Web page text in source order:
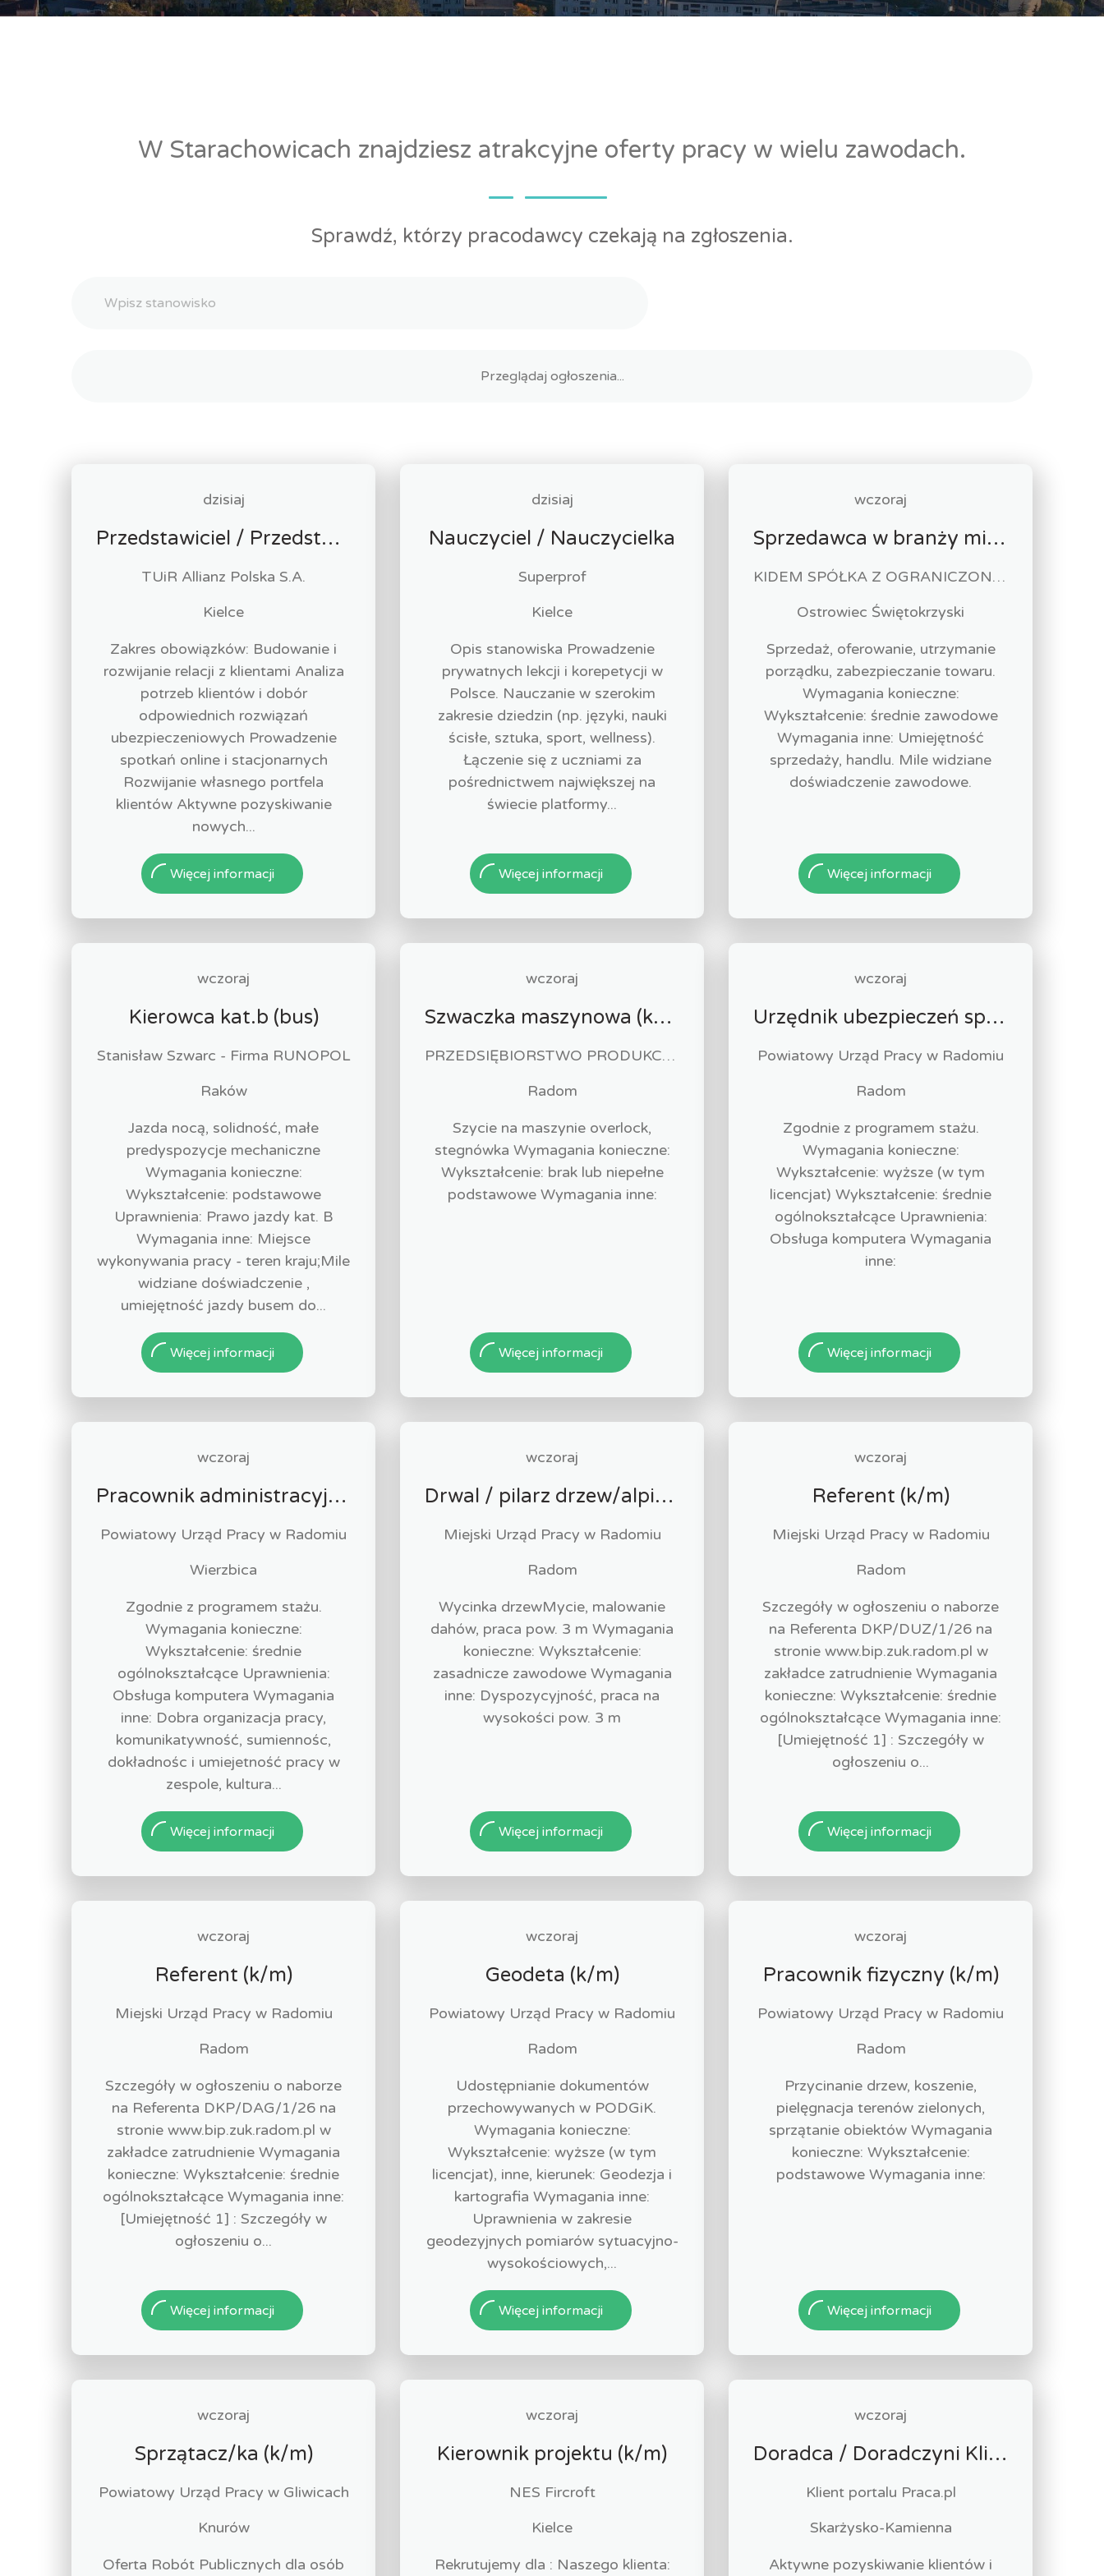
W Starachowicach znajdziesz atrakcyjne oferty pracy w wielu zawodach.
Sprawdź, którzy pracodawcy czekają na zgłoszenia.
dzisiaj
Przedstawiciel / Przedstawicielka ds. sprzedaży ubezpieczeń majątkowych
TUiR Allianz Polska S.A.
Kielce
Zakres obowiązków: Budowanie i
rozwijanie relacji z klientami Analiza
potrzeb klientów i dobór
odpowiednich rozwiązań
ubezpieczeniowych Prowadzenie
spotkań online i stacjonarnych
Rozwijanie własnego portfela
klientów Aktywne pozyskiwanie
nowych...
Więcej informacji
dzisiaj
Nauczyciel / Nauczycielka
Superprof
Kielce
Opis stanowiska Prowadzenie
prywatnych lekcji i korepetycji w
Polsce. Nauczanie w szerokim
zakresie dziedzin (np. języki, nauki
ścisłe, sztuka, sport, wellness).
Łączenie się z uczniami za
pośrednictwem największej na
świecie platformy...
Więcej informacji
wczoraj
Sprzedawca w branży mięsnej
KIDEM SPÓŁKA Z OGRANICZONĄ ODPOWIEDZIALNOŚCIĄ
Ostrowiec Świętokrzyski
Sprzedaż, oferowanie, utrzymanie
porządku, zabezpieczanie towaru.
Wymagania konieczne:
Wykształcenie: średnie zawodowe
Wymagania inne: Umiejętność
sprzedaży, handlu. Mile widziane
doświadczenie zawodowe.
Więcej informacji
wczoraj
Kierowca kat.b (bus)
Stanisław Szwarc - Firma RUNOPOL
Raków
Jazda nocą, solidność, małe
predyspozycje mechaniczne
Wymagania konieczne:
Wykształcenie: podstawowe
Uprawnienia: Prawo jazdy kat. B
Wymagania inne: Miejsce
wykonywania pracy - teren kraju;Mile
widziane doświadczenie ,
umiejętność jazdy busem do...
Więcej informacji
wczoraj
Szwaczka maszynowa (k/m)
PRZEDSIĘBIORSTWO PRODUKCYJNO HANDLOWO USŁUGOWE "ZUZIA" Paweł Biliński
Radom
Szycie na maszynie overlock,
stegnówka Wymagania konieczne:
Wykształcenie: brak lub niepełne
podstawowe Wymagania inne:
Więcej informacji
wczoraj
Urzędnik ubezpieczeń społecznych-stażysta (k/m)
Powiatowy Urząd Pracy w Radomiu
Radom
Zgodnie z programem stażu.
Wymagania konieczne:
Wykształcenie: wyższe (w tym
licencjat) Wykształcenie: średnie
ogólnokształcące Uprawnienia:
Obsługa komputera Wymagania
inne:
Więcej informacji
wczoraj
Pracownik administracyjny (k/m)
Powiatowy Urząd Pracy w Radomiu
Wierzbica
Zgodnie z programem stażu.
Wymagania konieczne:
Wykształcenie: średnie
ogólnokształcące Uprawnienia:
Obsługa komputera Wymagania
inne: Dobra organizacja pracy,
komunikatywność, sumiennośc,
dokładnośc i umiejetność pracy w
zespole, kultura...
Więcej informacji
wczoraj
Drwal / pilarz drzew/alpinista (k/m)
Miejski Urząd Pracy w Radomiu
Radom
Wycinka drzewMycie, malowanie
dahów, praca pow. 3 m Wymagania
konieczne: Wykształcenie:
zasadnicze zawodowe Wymagania
inne: Dyspozycyjność, praca na
wysokości pow. 3 m
Więcej informacji
wczoraj
Referent (k/m)
Miejski Urząd Pracy w Radomiu
Radom
Szczegóły w ogłoszeniu o naborze
na Referenta DKP/DUZ/1/26 na
stronie www.bip.zuk.radom.pl w
zakładce zatrudnienie Wymagania
konieczne: Wykształcenie: średnie
ogólnokształcące Wymagania inne:
[Umiejętność 1] : Szczegóły w
ogłoszeniu o...
Więcej informacji
wczoraj
Referent (k/m)
Miejski Urząd Pracy w Radomiu
Radom
Szczegóły w ogłoszeniu o naborze
na Referenta DKP/DAG/1/26 na
stronie www.bip.zuk.radom.pl w
zakładce zatrudnienie Wymagania
konieczne: Wykształcenie: średnie
ogólnokształcące Wymagania inne:
[Umiejętność 1] : Szczegóły w
ogłoszeniu o...
Więcej informacji
wczoraj
Geodeta (k/m)
Powiatowy Urząd Pracy w Radomiu
Radom
Udostępnianie dokumentów
przechowywanych w PODGiK.
Wymagania konieczne:
Wykształcenie: wyższe (w tym
licencjat), inne, kierunek: Geodezja i
kartografia Wymagania inne:
Uprawnienia w zakresie
geodezyjnych pomiarów sytuacyjno-
wysokościowych,...
Więcej informacji
wczoraj
Pracownik fizyczny (k/m)
Powiatowy Urząd Pracy w Radomiu
Radom
Przycinanie drzew, koszenie,
pielęgnacja terenów zielonych,
sprzątanie obiektów Wymagania
konieczne: Wykształcenie:
podstawowe Wymagania inne:
Więcej informacji
wczoraj
Sprzątacz/ka (k/m)
Powiatowy Urząd Pracy w Gliwicach
Knurów
Oferta Robót Publicznych dla osób
wczoraj
Kierownik projektu (k/m)
NES Fircroft
Kielce
Rekrutujemy dla : Naszego klienta:
wczoraj
Doradca / Doradczyni Klienta – branża finansowa
Klient portalu Praca.pl
Skarżysko-Kamienna
Aktywne pozyskiwanie klientów i